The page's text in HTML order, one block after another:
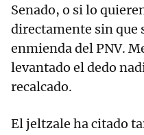
Senado, o si lo
directamente sin que
enmienda del PNV.
levantado el dedo
recalcado.
El jeltzale ha citado